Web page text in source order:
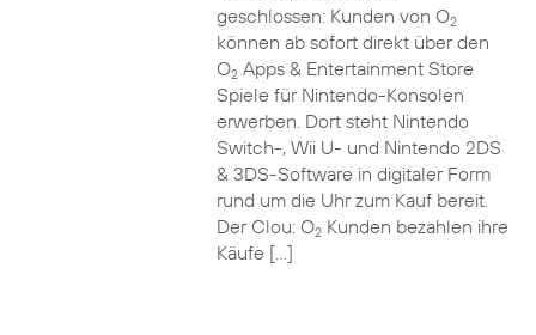
geschlossen: Kunden von O2
können ab sofort direkt über den
O2Apps & Entertainment Store
Spiele für Nintendo-Konsolen
erwerben. Dort steht Nintendo
Switch-, Wii U- und Nintendo 2DS
& 3DS-Software in digitaler Form
rund um die Uhr zum Kauf bereit.
Der Clou: O2Kunden bezahlen ihre
Käufe […]